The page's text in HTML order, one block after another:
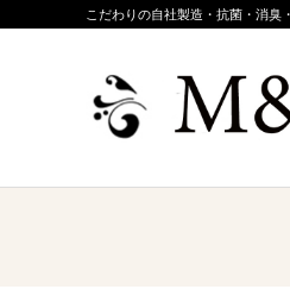
こだわりの自社製造・抗菌・消臭